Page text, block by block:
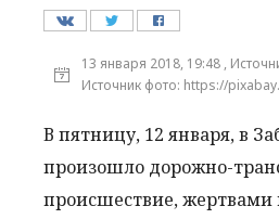
13 января 2018, 19:48 ,
Источник фото: https://
В пятницу, 12 января, в
произошло дорожно-
происшествие, жертвами